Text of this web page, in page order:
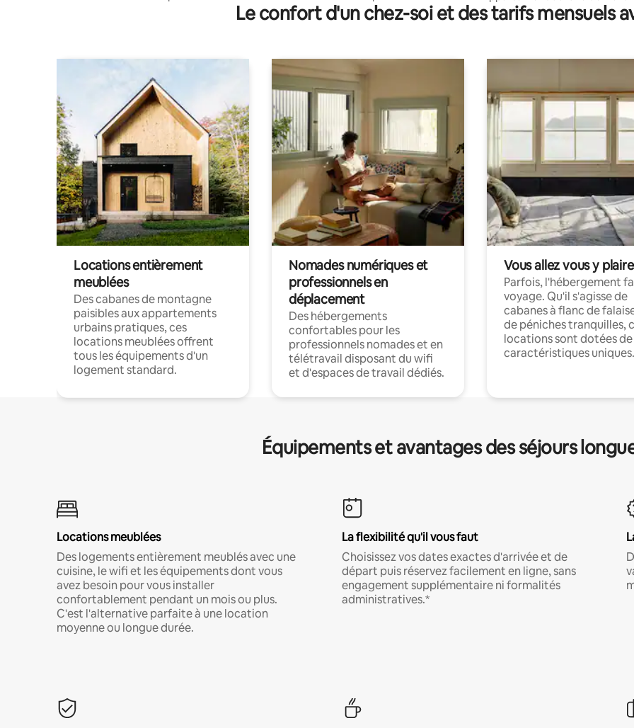
avec vue panoramique sur la
Le confort d'un chez-soi et des tarifs mensuels
Locations entièrement
meublées
Des cabanes de montagne
paisibles aux appartements
urbains pratiques, ces
locations meublées offrent
tous les équipements d'un
logement standard.
Nomades numériques et
professionnels en
déplacement
Des hébergements
confortables pour les
professionnels nomades et en
télétravail disposant du wifi
et d'espaces de travail dédiés.
Vous allez vous y plaire
Parfois, l'hébergement
voyage. Qu'il s'agisse de
cabanes à flanc de
de péniches tranquilles,
locations sont dotées de
caractéristiques uniques.
Équipements et avantages des séjours
Locations meublées
Des logements entièrement meublés avec une
cuisine, le wifi et les équipements dont vous
avez besoin pour vous installer
confortablement pendant un mois ou plus.
C'est l'alternative parfaite à une location
moyenne ou longue durée.
La flexibilité qu'il vous faut
Choisissez vos dates exactes d'arrivée et de
départ puis réservez facilement en ligne, sans
engagement supplémentaire ni formalités
administratives.*